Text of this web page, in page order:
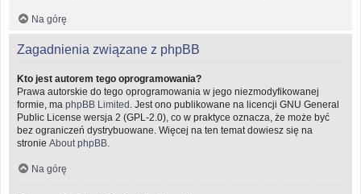
Na górę
Zagadnienia związane z phpBB
Kto jest autorem tego oprogramowania?
Prawa autorskie do tego oprogramowania w jego niezmodyfikowanej
formie, ma phpBB Limited . Jest ono publikowane na licencji GNU General
Public License wersja 2 (GPL-2.0), co w praktyce oznacza, że może być
bez ograniczeń dystrybuowane. Więcej na ten temat dowiesz się na
stronie About phpBB
Na górę